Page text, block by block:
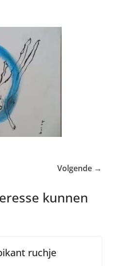
Volgende →
kunnen
ruchje